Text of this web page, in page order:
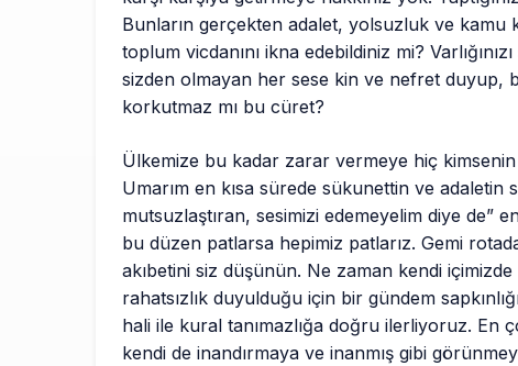
Bunların gerçekten adalet, yolsuzluk ve kamu
toplum vicdanını ikna edebildiniz mi?
sizden olmayan her sese kin ve nefret duyup,
korkutmaz mı bu cüret?
Ülkemize bu kadar zarar vermeye hiç kimsenin
Umarım en kısa sürede sükunettin ve adaletin
mutsuzlaştıran, sesimizi edemeyelim diye de”
bu düzen patlarsa hepimiz patlarız. Gemi
akıbetini siz düşünün. Ne zaman kendi
rahatsızlık duyulduğu için bir gündem
hali ile kural tanımazlığa doğru ilerliyoruz. En
kendi de inandırmaya ve inanmış gibi